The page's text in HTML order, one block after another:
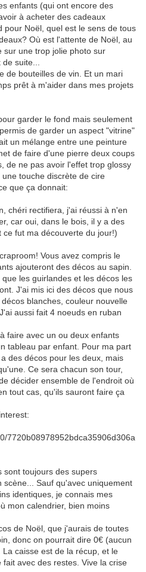
enfants (qui ont encore des
à acheter des cadeaux
pour Noël, quel est le sens de tous
Où est l'attente de Noël, au
sur une trop jolie photo sur
suite...
de bouteilles de vin. Et un mari
prêt à m'aider dans mes projets
garder le fond mais seulement
de garder un aspect "vitrine"
un mélange entre une peinture
de faire d'une pierre deux coups
de ne pas avoir l'effet trop glossy
touche discrète de cire
que ça donnait:
chéri rectifiera, j'ai réussi à n'en
car oui, dans le bois, il y a des
fut ma découverte du jour!)
Vous avez compris le
ajouteront des décos au sapin.
les guirlandes et les décos les
J'ai mis ici des décos que nous
blanches, couleur nouvelle
aussi fait 4 noeuds en ruban
faire avec un ou deux enfants
tableau par enfant. Pour ma part
des décos pour les deux, mais
Ce sera chacun son tour,
décider ensemble de l'endroit où
tout cas, qu'ils sauront faire ça
7720b08978952bdca35906d306a
sont toujours des supers
scène... Sauf qu'avec uniquement
identiques, je connais mes
mon calendrier, bien moins
de Noël, que j'aurais de toutes
donc on pourrait dire 0€ (aucun
caisse est de la récup, et le
avec des restes. Vive la crise